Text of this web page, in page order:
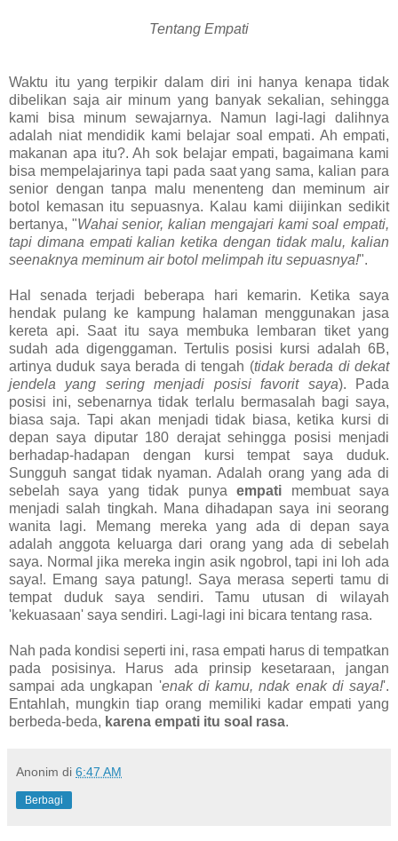
Tentang Empati
Waktu itu yang terpikir dalam diri ini hanya kenapa tidak
dibelikan saja air minum yang banyak sekalian, sehingga
kami bisa minum sewajarnya. Namun lagi-lagi dalihnya
adalah niat mendidik kami belajar soal empati. Ah empati,
makanan apa itu?. Ah sok belajar empati, bagaimana kami
bisa mempelajarinya tapi pada saat yang sama, kalian para
senior dengan tanpa malu menenteng dan meminum air
botol kemasan itu sepuasnya. Kalau kami diijinkan sedikit
bertanya, "Wahai senior, kalian mengajari kami soal empati,
tapi dimana empati kalian ketika dengan tidak malu, kalian
seenaknya meminum air botol melimpah itu sepuasnya!".
Hal senada terjadi beberapa hari kemarin. Ketika saya
hendak pulang ke kampung halaman menggunakan jasa
kereta api. Saat itu saya membuka lembaran tiket yang
sudah ada digenggaman. Tertulis posisi kursi adalah 6B,
artinya duduk saya berada di tengah (tidak berada di dekat
jendela yang sering menjadi posisi favorit saya). Pada
posisi ini, sebenarnya tidak terlalu bermasalah bagi saya,
biasa saja. Tapi akan menjadi tidak biasa, ketika kursi di
depan saya diputar 180 derajat sehingga posisi menjadi
berhadap-hadapan dengan kursi tempat saya duduk.
Sungguh sangat tidak nyaman. Adalah orang yang ada di
sebelah saya yang tidak punyaempati membuat saya
menjadi salah tingkah. Mana dihadapan saya ini seorang
wanita lagi. Memang mereka yang ada di depan saya
adalah anggota keluarga dari orang yang ada di sebelah
saya. Normal jika mereka ingin asik ngobrol, tapi ini loh ada
saya!. Emang saya patung!. Saya merasa seperti tamu di
tempat duduk saya sendiri. Tamu utusan di wilayah
'kekuasaan' saya sendiri. Lagi-lagi ini bicara tentang rasa.
Nah pada kondisi seperti ini, rasa empati harus di tempatkan
pada posisinya. Harus ada prinsip kesetaraan, jangan
sampai ada ungkapan 'enak di kamu, ndak enak di saya!'.
Entahlah, mungkin tiap orang memiliki kadar empati yang
berbeda-beda, karena empati itu soal rasa.
Anonim di 6:47 AM
Berbagi